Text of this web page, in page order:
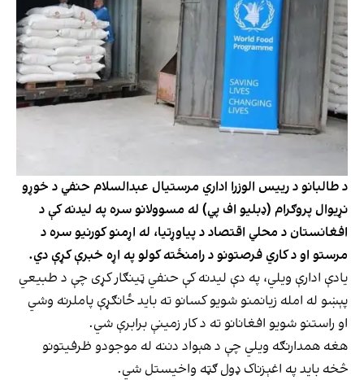
د طالبانو د رییس الوزرا اداري مرستیال عبدالسلام حنفي د خوړو
نړیوال پروګرام (ډبلیو اف پي) له مسوولانو سره په لیدنه کې د
افغانستان د محلي اقتصاد د پیاوړتیا، له اړمنو کورنیو سره د
مرستو او د کاري فرصتونو د رامنځته کولو په اړه خبرې کړې دي.
یادې ادارې ویلي، په دې لیدنه کې حنفي ټینګار کړی چې د طبیعي
پېښو له امله زیانمنو شویو کسانو ته باید ځانګړې پاملرنه وشي
او راستنو شویو افغانانو ته د کار زمینې برابرې شي.
هغه همدارنګه ویلي چې د هېواد دننه له موجودو ظرفیتونو
څخه باید په اغېزناک ډول ګټه واخیستل شي.